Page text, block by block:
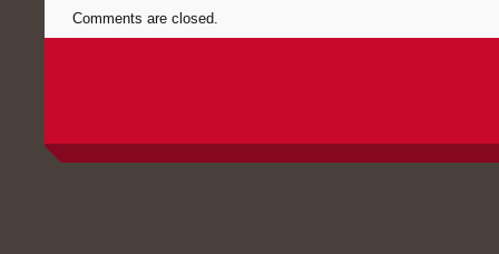
Comments are closed.